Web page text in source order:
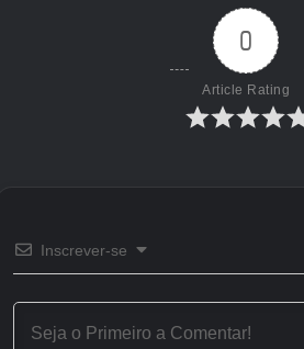
0
Article Rating
Inscrever-se